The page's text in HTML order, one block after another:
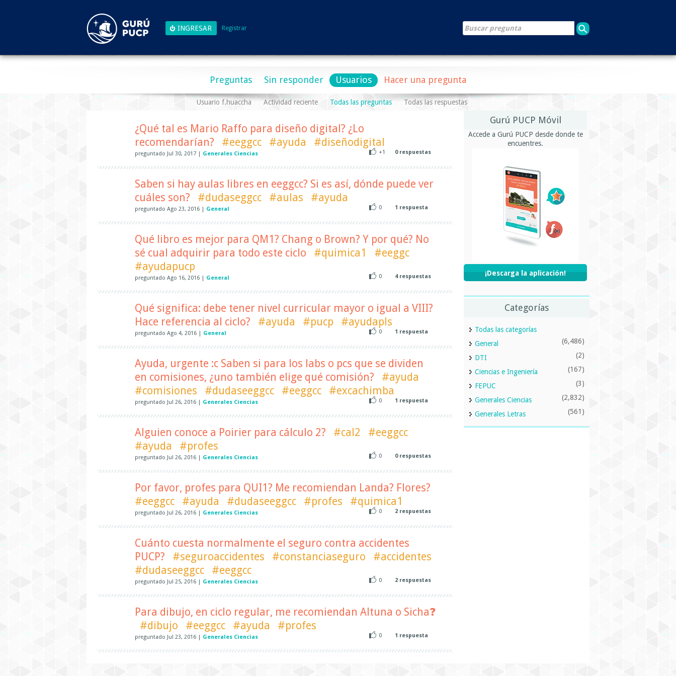
Registrar
Preguntas Sin responder Usuarios Hacer una pregunta
Usuario f.huaccha Actividad reciente Todas las preguntas Todas las respuestas
¿Qué tal es Mario Raffo para diseño digital? ¿Lo
recomendarían?
#eeggcc #ayuda #diseñodigital
preguntado Jul 30, 2017 Generales Ciencias +1 0respuestas
Saben si hay aulas libres en eeggcc? Si es así, dónde puede ver
cuáles son?
#dudaseggcc #aulas #ayuda
preguntado Ago 23, 2016 General 0 1 respuesta
Qué libro es mejor para QM1? Chang o Brown? Y por qué? No
sé cual adquirir para todo este ciclo
#quimica1
#eeggc
#ayudapucp
preguntado Ago 16, 2016 General 0 4respuestas
Qué significa: debe tener nivel curricular mayor o igual a VIII?
Hace referencia al ciclo?
#ayuda #pucp #ayudapls
preguntado Ago 4, 2016 General 0 1 respuesta
Ayuda, urgente :c Saben si para los labs o pcs que se dividen
en comisiones, ¿uno también elige qué comisión?
#ayuda
#comisiones
#dudaseeggcc #eeggcc #excachimba
preguntado Jul 26, 2016 Generales Ciencias 0 1 respuesta
Alguien conoce a Poirier para cálculo 2? #cal2
#eeggcc
#ayuda
#profes
preguntado Jul 26, 2016 Generales Ciencias 0 0respuestas
Por favor, profes para QUI1? Me recomiendan Landa? Flores?
#eeggcc
#ayuda #dudaseeggcc #profes #quimica1
preguntado Jul 26, 2016 Generales Ciencias 0 2 respuestas
Cuánto cuesta normalmente el seguro contra accidentes
PUCP?
#seguroaccidentes #constanciaseguro
#accidentes
#dudaseeggcc
#eeggcc
preguntado Jul 25, 2016 Generales Ciencias 0 2 respuestas
Para dibujo, en ciclo regular, me recomiendan Altuna o Sicha❓
#dibujo
#eeggcc #ayuda #profes
preguntado Jul 23, 2016 Generales Ciencias 0 1 respuesta
Gurú PUCP Móvil
Accede a Gurú PUCP desde donde te
encuentres.
¡Descarga la aplicación!
Categorías
Todas las categorías
General
(6,486)
DTI (2)
Ciencias e Ingeniería (167)
FEPUC (3)
Generales Ciencias (2,832)
Generales Letras (561)